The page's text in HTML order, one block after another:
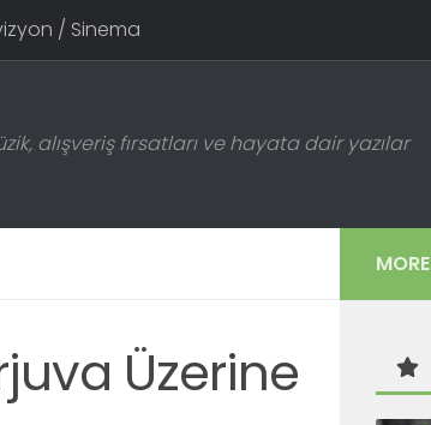
/ Sinema
alışveriş fırsatları ve hayata dair yazılar
Üzerine
MORE